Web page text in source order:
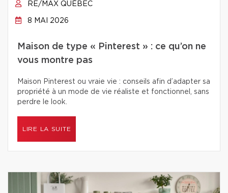
RE/MAX QUÉBEC
8 MAI 2026
Maison de type « Pinterest » : ce qu’on ne
vous montre pas
Maison Pinterest ou vraie vie : conseils afin d’adapter sa
propriété à un mode de vie réaliste et fonctionnel, sans
perdre le look.
LIRE LA SUITE